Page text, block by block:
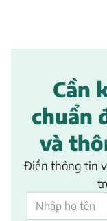
Cần
chuẩn
và
Điền thông tin